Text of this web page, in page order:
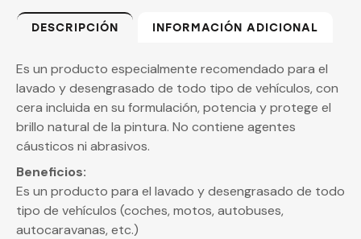
DESCRIPCIÓN INFORMACIÓN ADICIONAL
Es un producto especialmente recomendado para el
lavado y desengrasado de todo tipo de vehículos, con
cera incluida en su formulación, potencia y protege el
brillo natural de la pintura. No contiene agentes
cáusticos ni abrasivos.
Beneficios:
Es un producto para el lavado y desengrasado de todo
tipo de vehículos (coches, motos, autobuses,
autocaravanas, etc.)